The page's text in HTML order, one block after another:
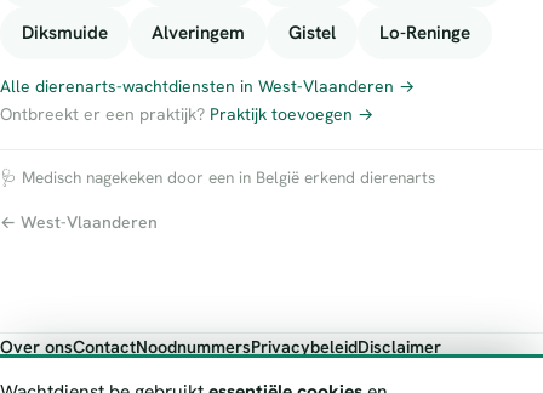
Diksmuide Alveringem Gistel Lo-Reninge
Alle dierenarts-wachtdiensten in West-Vlaanderen →
Ontbreekt er een praktijk? Praktijk toevoegen →
🩺 Medisch nagekeken door een in België erkend dierenarts
← West-Vlaanderen
Over onsContactNoodnummersPrivacybeleidDisclaimer